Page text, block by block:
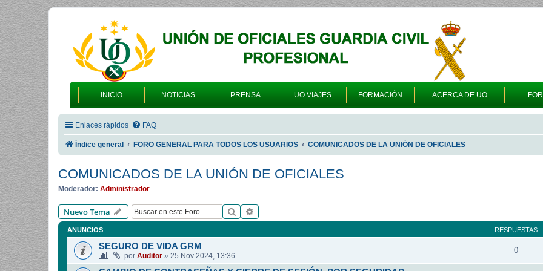
INICIO NOTICIAS PRENSA UO VIAJES FORMACIÓN ACERCA DE UO
Enlaces rápidos FAQ
Índice general FORO GENERAL PARA TODOS LOS USUARIOS COMUNICADOS DE LA UNIÓN DE OFICIALES
COMUNICADOS DE LA UNIÓN DE OFICIALES
Moderador: Administrador
Nuevo Tema Buscar
ANUNCIOS RESPUESTAS
SEGURO DE VIDA GRM
por Auditor » 25 Nov 2024, 13:36
0